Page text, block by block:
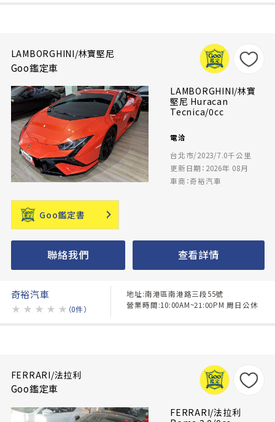
LAMBORGHINI/林寶堅尼
Goo鑑定車
LAMBORGHINI/林寶
堅尼 Huracan
Tecnica/0cc
電洽
台北市/2023/7.0千公里
更新日期：2026年 08月
車商：奇裕汽車
Goo鑑定書
聯絡我們 查看詳情
奇裕汽車
★ ★ ★ ★ ★ （0件）
地址:南港區南港路三段55號
營業時間:10:00AM~21:00PM 周日公休
FERRARI/法拉利
Goo鑑定車
FERRARI/法拉利